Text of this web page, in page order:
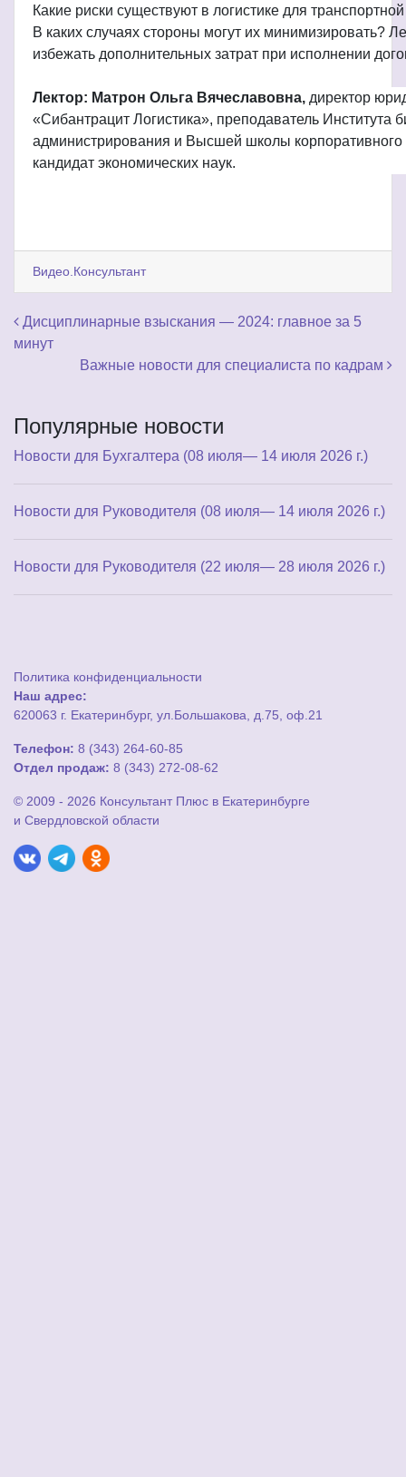
Какие риски существуют в логистике для
В каких случаях стороны могут их минимизировать?
избежать дополнительных затрат при исполнении
Лектор: Матрон Ольга Вячеславовна, директор
«Сибантрацит Логистика», преподаватель Института
администрирования и Высшей школы
кандидат экономических наук.
Видео.Консультант
Навигация по записям
Дисциплинарные взыскания — 2024: главное за 5
минут
Важные новости для специалиста по кадрам
Популярные новости
Новости для Бухгалтера (08 июля— 14 июля 2026 г.)
Новости для Руководителя (08 июля— 14 июля 2026 г.)
Новости для Руководителя (22 июля— 28 июля 2026 г.)
Политика конфиденциальности
Наш адрес:
620063 г. Екатеринбург, ул.Большакова, д.75, оф.21
Телефон: 8 (343) 264-60-85
Отдел продаж: 8 (343) 272-08-62
© 2009 - 2026 Консультант Плюс в Екатеринбурге
и Свердловской области